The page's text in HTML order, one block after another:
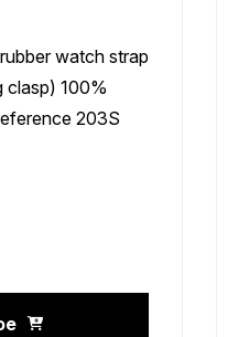
watch strap
clasp) 100%
203S